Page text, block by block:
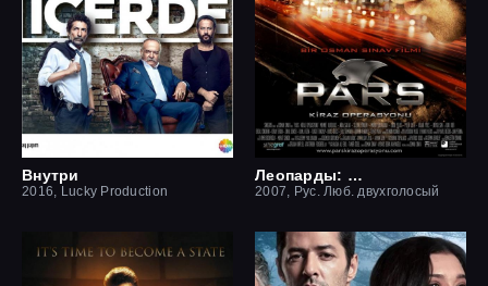
Внутри
2016, Lucky Production
Леопарды: Операция вишня
2007, Рус. Люб. двухголосый